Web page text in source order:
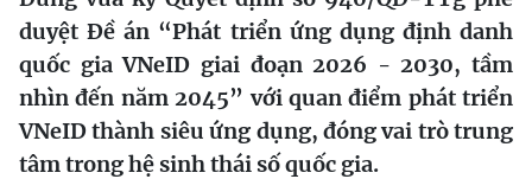
duyệt Đề án “Phát triển ứng dụng định danh
quốc gia VNeID giai đoạn 2026 - 2030, tầm
nhìn đến năm 2045” với quan điểm phát triển
VNeID thành siêu ứng dụng, đóng vai trò trung
tâm trong hệ sinh thái số quốc gia.